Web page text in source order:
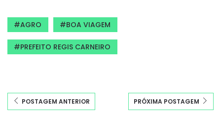
AGRO BOA VIAGEM
PREFEITO REGIS CARNEIRO
POSTAGEM ANTERIOR PRÓXIMA POSTAGEM